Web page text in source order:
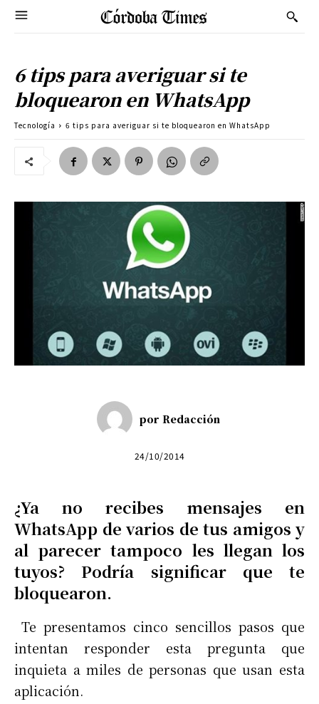
6 tips para averiguar si te
bloquearon en WhatsApp
Tecnología 6 tips para averiguar si te bloquearon en WhatsApp
por Redacción
24/10/2014
¿Ya no recibes mensajes en
WhatsApp de varios de tus amigos y
al parecer tampoco les llegan los
tuyos? Podría significar que te
bloquearon.
Te presentamos cinco sencillos pasos que
intentan responder esta pregunta que
inquieta a miles de personas que usan esta
aplicación.